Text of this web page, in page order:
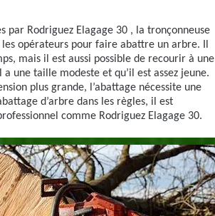
par Rodriguez Elagage 30 , la tronçonneuse
opérateurs pour faire abattre un arbre. Il
mais il est aussi possible de recourir à une
une taille modeste et qu’il est assez jeune.
plus grande, l’abattage nécessite une
d’arbre dans les règles, il est
comme Rodriguez Elagage 30.